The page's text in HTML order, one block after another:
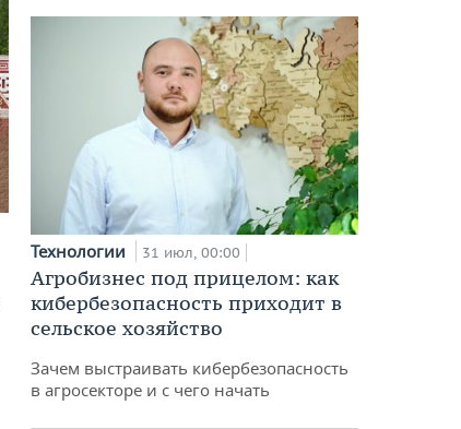
Технологии 31 июл, 00:00
Агробизнес под прицелом: как
кибербезопасность приходит в
сельское хозяйство
Зачем выстраивать кибербезопасность
в агросекторе и с чего начать